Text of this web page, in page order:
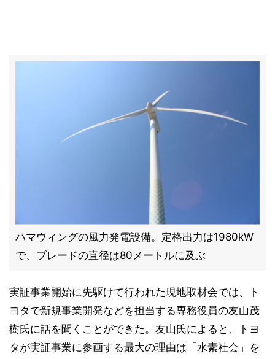
ハマウィングの風力発電設備。定格出力は1980kW
で、ブレードの直径は80メートルに及ぶ
実証事業開始に先駆けて行われた現地取材会では、ト
ヨタで新規事業開発などを担当する専務役員の友山茂
樹氏に話を聞くことができた。友山氏によると、トヨ
タが実証事業に参画する最大の理由は「水素社会」を